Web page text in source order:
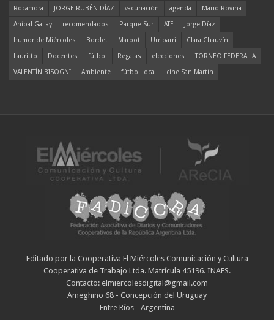
Rocamora
JORGE RUBÉN DÍAZ vacunación agenda
Mario Rovina
Aníbal Gallay
recomendados Parque Sur ATE
Jorge Díaz
humor de Miércoles
Bordet Marbot Urribarri
Clara Chauvín
Lauritto
Docentes fútbol Regatas elecciones
TORNEO FEDERAL A
VALENTÍN BISOGNI
Ambiente fútbol local cine San Martín
Editado por la Cooperativa El Miércoles Comunicación y Cultura
Cooperativa de Trabajo Ltda. Matrícula 45196. INAES.
Contacto: elmiercolesdigital@gmail.com
Ameghino 68 - Concepción del Uruguay
Entre Ríos - Argentina